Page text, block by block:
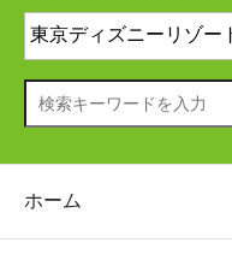
ホーム